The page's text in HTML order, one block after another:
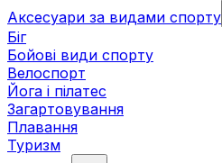
Аксесуари за видами спорту
Біг
Бойові види спорту
Велоспорт
Йога і пілатес
Загартовування
Плавання
Туризм